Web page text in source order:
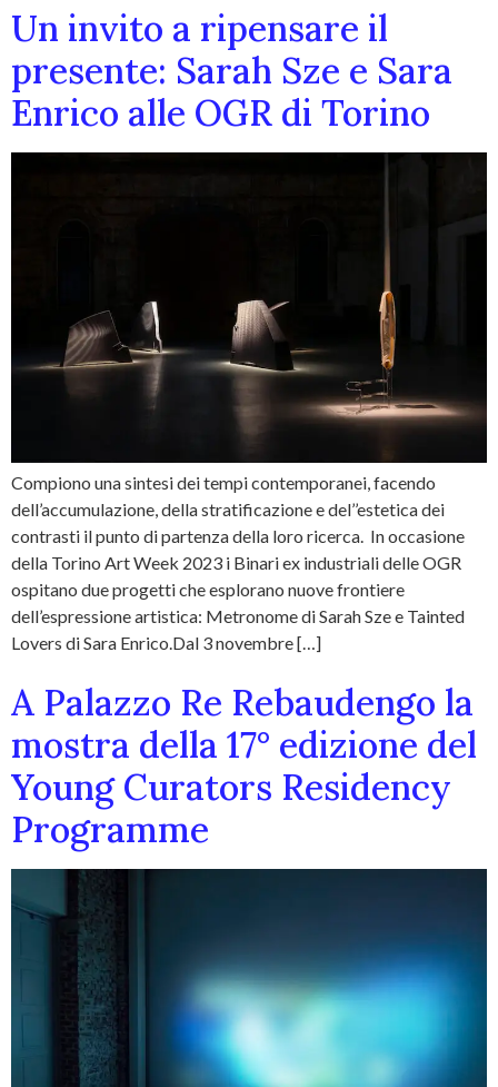
Un invito a ripensare il
presente: Sarah Sze e Sara
Enrico alle OGR di Torino
Compiono una sintesi dei tempi contemporanei, facendo
dell’accumulazione, della stratificazione e del’’estetica dei
contrasti il punto di partenza della loro ricerca. In occasione
della Torino Art Week 2023 i Binari ex industriali delle OGR
ospitano due progetti che esplorano nuove frontiere
dell’espressione artistica: Metronome di Sarah Sze e Tainted
Lovers di Sara Enrico.Dal 3 novembre […]
A Palazzo Re Rebaudengo la
mostra della 17° edizione del
Young Curators Residency
Programme